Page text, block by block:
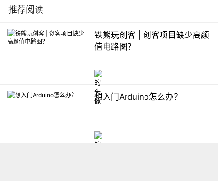
推荐阅读
铁熊玩创客 | 创客项目缺少高颜
值电路图？
想入门Arduino怎么办？